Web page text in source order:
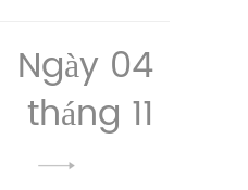
Ngày 04
tháng 11